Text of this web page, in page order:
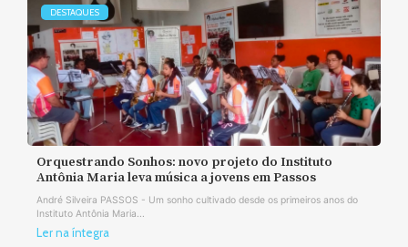
DESTAQUES
Orquestrando Sonhos: novo projeto do Instituto
Antônia Maria leva música a jovens em Passos
André Silveira PASSOS - Um sonho cultivado desde os primeiros anos do
Instituto Antônia Maria...
Ler na íntegra